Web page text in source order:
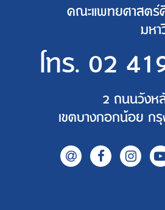
คณะแพทยศาสตร์
มห
โทร. 02
2 ถนนวังห
เขตบางกอกน้อย ก